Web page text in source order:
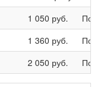
1 050 руб.
По
1 360 руб.
По
2 050 руб. По